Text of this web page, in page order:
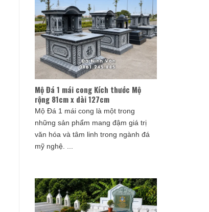
Mộ Đá 1 mái cong Kích thước Mộ
rộng 81cm x dài 127cm
Mộ Đá 1 mái cong là một trong
những sản phẩm mang đậm giá trị
văn hóa và tâm linh trong ngành đá
mỹ nghệ. ...